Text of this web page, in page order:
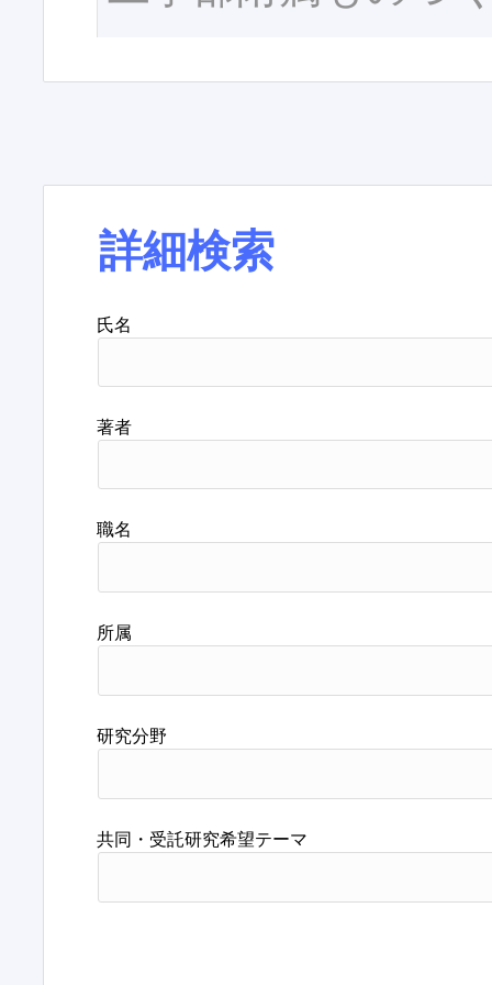
詳細検索
氏名
著者
職名
所属
研究分野
共同・受託研究希望テーマ